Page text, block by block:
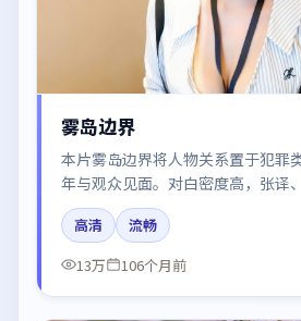
雾岛边界
本片雾岛边界将人物关系置于犯罪
年与观众见面。对白密度高，张译
幂的台词节奏值得关注；整体气质
摄影。
高清
流畅
13万
106个月前